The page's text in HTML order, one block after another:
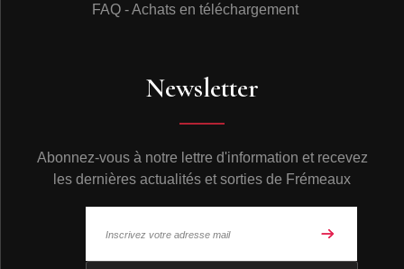
FAQ - Achats en téléchargement
Newsletter
Abonnez-vous à notre lettre d'information et recevez
les dernières actualités et sorties de Frémeaux